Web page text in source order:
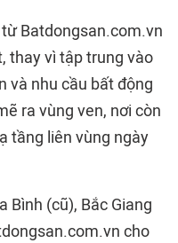
Batdongsan.com.vn
thay vì tập trung vào
và nhu cầu bất động
ra vùng ven, nơi còn
tầng liên vùng ngày
Bình (cũ), Bắc Giang
cho